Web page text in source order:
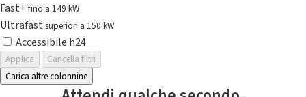
Fast+fino a 149 kW
Ultrafast superiori a 150 kW
Accessibile h24
Applica
Cancella filtri
Carica altre colonnine